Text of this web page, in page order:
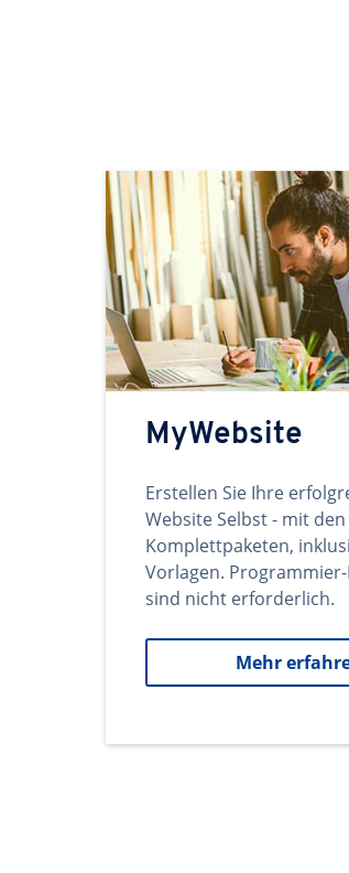
MyWebsite
Erstellen Sie Ihre
Website Selbst - mit
Komplettpaketen,
Vorlagen.
sind nicht erforderlich.
Mehr